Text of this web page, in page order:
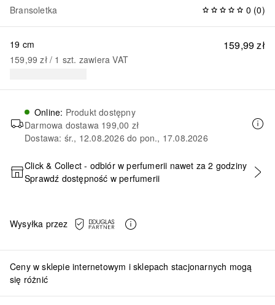
Bransoletka 0 (0)
159,99 zł
19 cm
159,99 zł / 1 szt. zawiera VAT
Online: Produkt dostępny
Darmowa dostawa 199,00 zł
Dostawa: śr., 12.08.2026 do pon., 17.08.2026
DODAJ DO KOSZYKA
Click & Collect - odbiór w perfumerii nawet za 2 godziny
Sprawdź dostępność w perfumerii
Wysyłka przez
Ceny w sklepie internetowym i sklepach stacjonarnych mogą
się różnić